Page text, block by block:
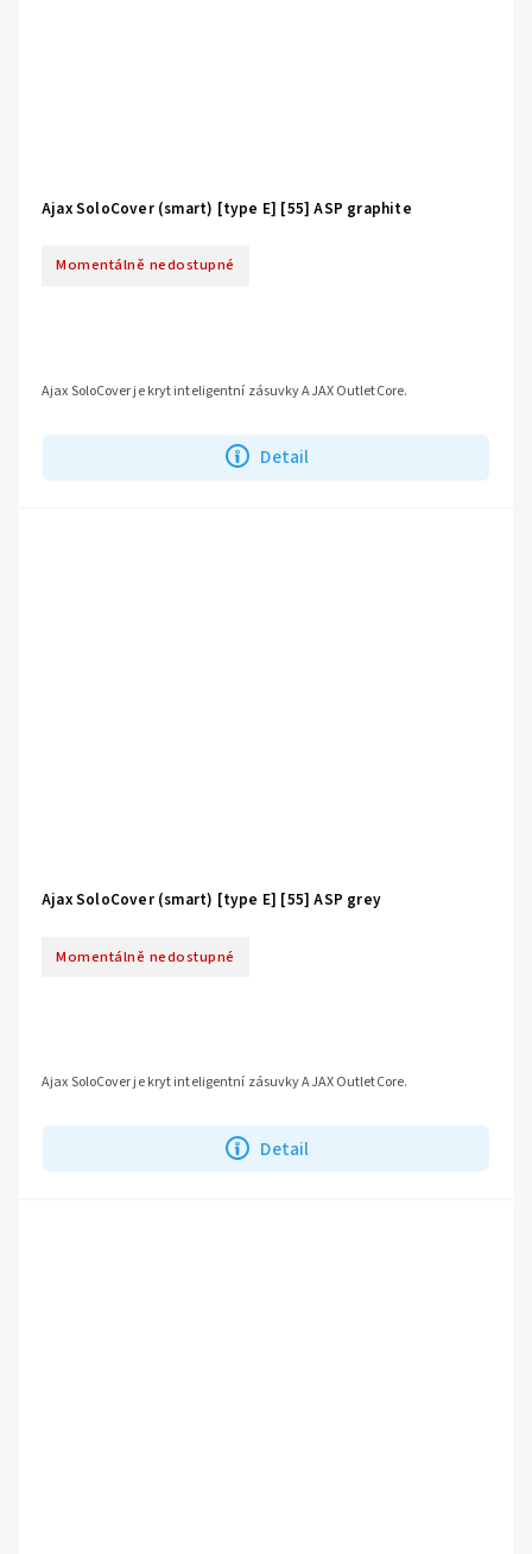
Ajax SoloCover (smart) [type E] [55] ASP graphite
Momentálně nedostupné
Detail
Ajax SoloCover je kryt inteligentní zásuvky AJAX OutletCore.
Ajax SoloCover (smart) [type E] [55] ASP grey
Momentálně nedostupné
Detail
Ajax SoloCover je kryt inteligentní zásuvky AJAX OutletCore.